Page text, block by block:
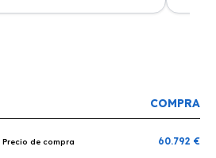
muchas gracias!
plazo
COMPRA
Precio de compra 60.792 €